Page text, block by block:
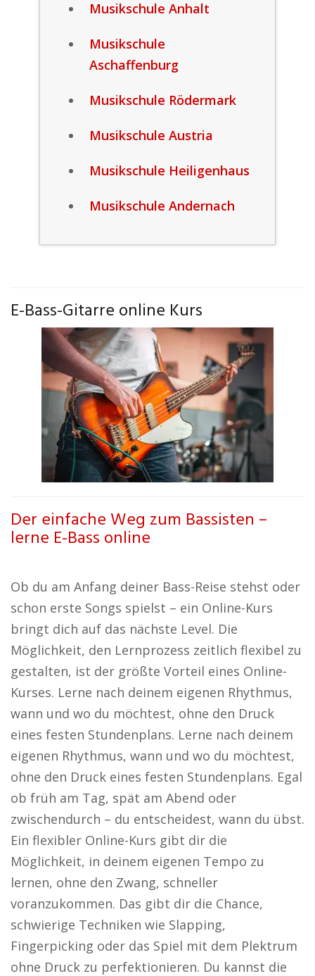
Musikschule Anhalt
Musikschule
Aschaffenburg
Musikschule Rödermark
Musikschule Austria
Musikschule Heiligenhaus
Musikschule Andernach
E-Bass-Gitarre online Kurs
Der einfache Weg zum Bassisten –
lerne E-Bass online
Ob du am Anfang deiner Bass-Reise stehst oder
schon erste Songs spielst – ein Online-Kurs
bringt dich auf das nächste Level. Die
Möglichkeit, den Lernprozess zeitlich flexibel zu
gestalten, ist der größte Vorteil eines Online-
Kurses. Lerne nach deinem eigenen Rhythmus,
wann und wo du möchtest, ohne den Druck
eines festen Stundenplans. Lerne nach deinem
eigenen Rhythmus, wann und wo du möchtest,
ohne den Druck eines festen Stundenplans. Egal
ob früh am Tag, spät am Abend oder
zwischendurch – du entscheidest, wann du übst.
Ein flexibler Online-Kurs gibt dir die
Möglichkeit, in deinem eigenen Tempo zu
lernen, ohne den Zwang, schneller
voranzukommen. Das gibt dir die Chance,
schwierige Techniken wie Slapping,
Fingerpicking oder das Spiel mit dem Plektrum
ohne Druck zu perfektionieren. Du kannst die